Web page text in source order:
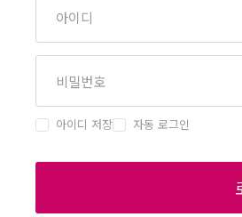
아이디 저장 자동 로그인